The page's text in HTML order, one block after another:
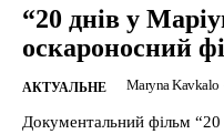
“20 днів у
оскароносний
АКТУАЛЬНЕ Maryna Kavkalo
Документальний фільм “20